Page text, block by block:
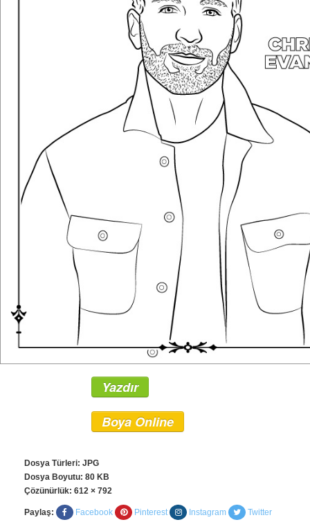
Yazdır
Boya Online
Dosya Türleri: JPG
Dosya Boyutu: 80 KB
Çözünürlük: 612 × 792
Paylaş: Facebook Pinterest Instagram Twitter